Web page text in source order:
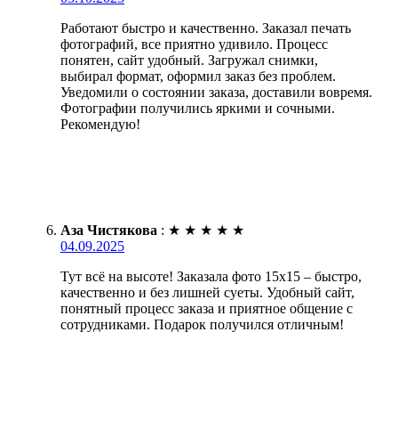
Работают быстро и качественно. Заказал печать
фотографий, все приятно удивило. Процесс
понятен, сайт удобный. Загружал снимки,
выбирал формат, оформил заказ без проблем.
Уведомили о состоянии заказа, доставили вовремя.
Фотографии получились яркими и сочными.
Рекомендую!
Аза Чистякова : ★ ★ ★ ★ ★
04.09.2025
Тут всё на высоте! Заказала фото 15х15 – быстро,
качественно и без лишней суеты. Удобный сайт,
понятный процесс заказа и приятное общение с
сотрудниками. Подарок получился отличным!